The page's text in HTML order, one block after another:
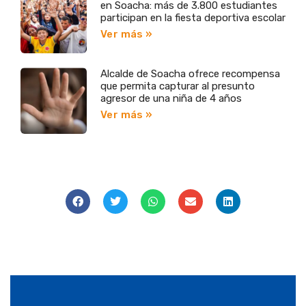
en Soacha: más de 3.800 estudiantes
participan en la fiesta deportiva escolar
Ver más »
Alcalde de Soacha ofrece recompensa
que permita capturar al presunto
agresor de una niña de 4 años
Ver más »